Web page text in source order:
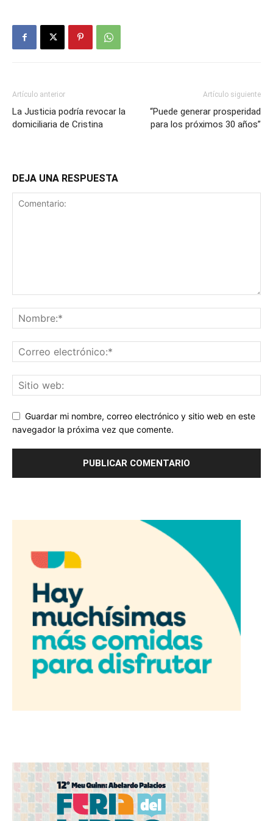
Artículo anterior
La Justicia podría revocar la
domiciliaria de Cristina
Artículo siguiente
“Puede generar prosperidad
para los próximos 30 años”
DEJA UNA RESPUESTA
Guardar mi nombre, correo electrónico y sitio web en este
navegador la próxima vez que comente.